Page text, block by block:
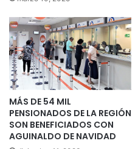
MÁS DE 54 MIL
PENSIONADOS DE LA REGIÓN
SON BENEFICIADOS CON
AGUINALDO DE NAVIDAD